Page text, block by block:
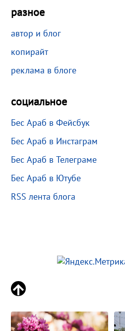
разное
автор и блог
копирайт
реклама в блоге
социальное
Бес Араб в Фейсбук
Бес Араб в Инстаграм
Бес Араб в Телеграме
Бес Араб в Ютубе
RSS лента блога